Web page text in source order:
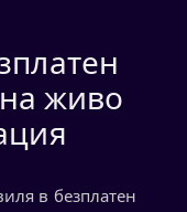
живо
в безплатен